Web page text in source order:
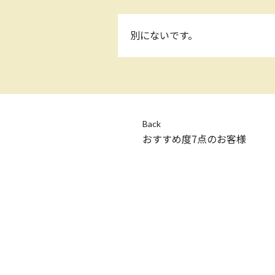
別にないです。
Back
おすすめ度7点のお客様